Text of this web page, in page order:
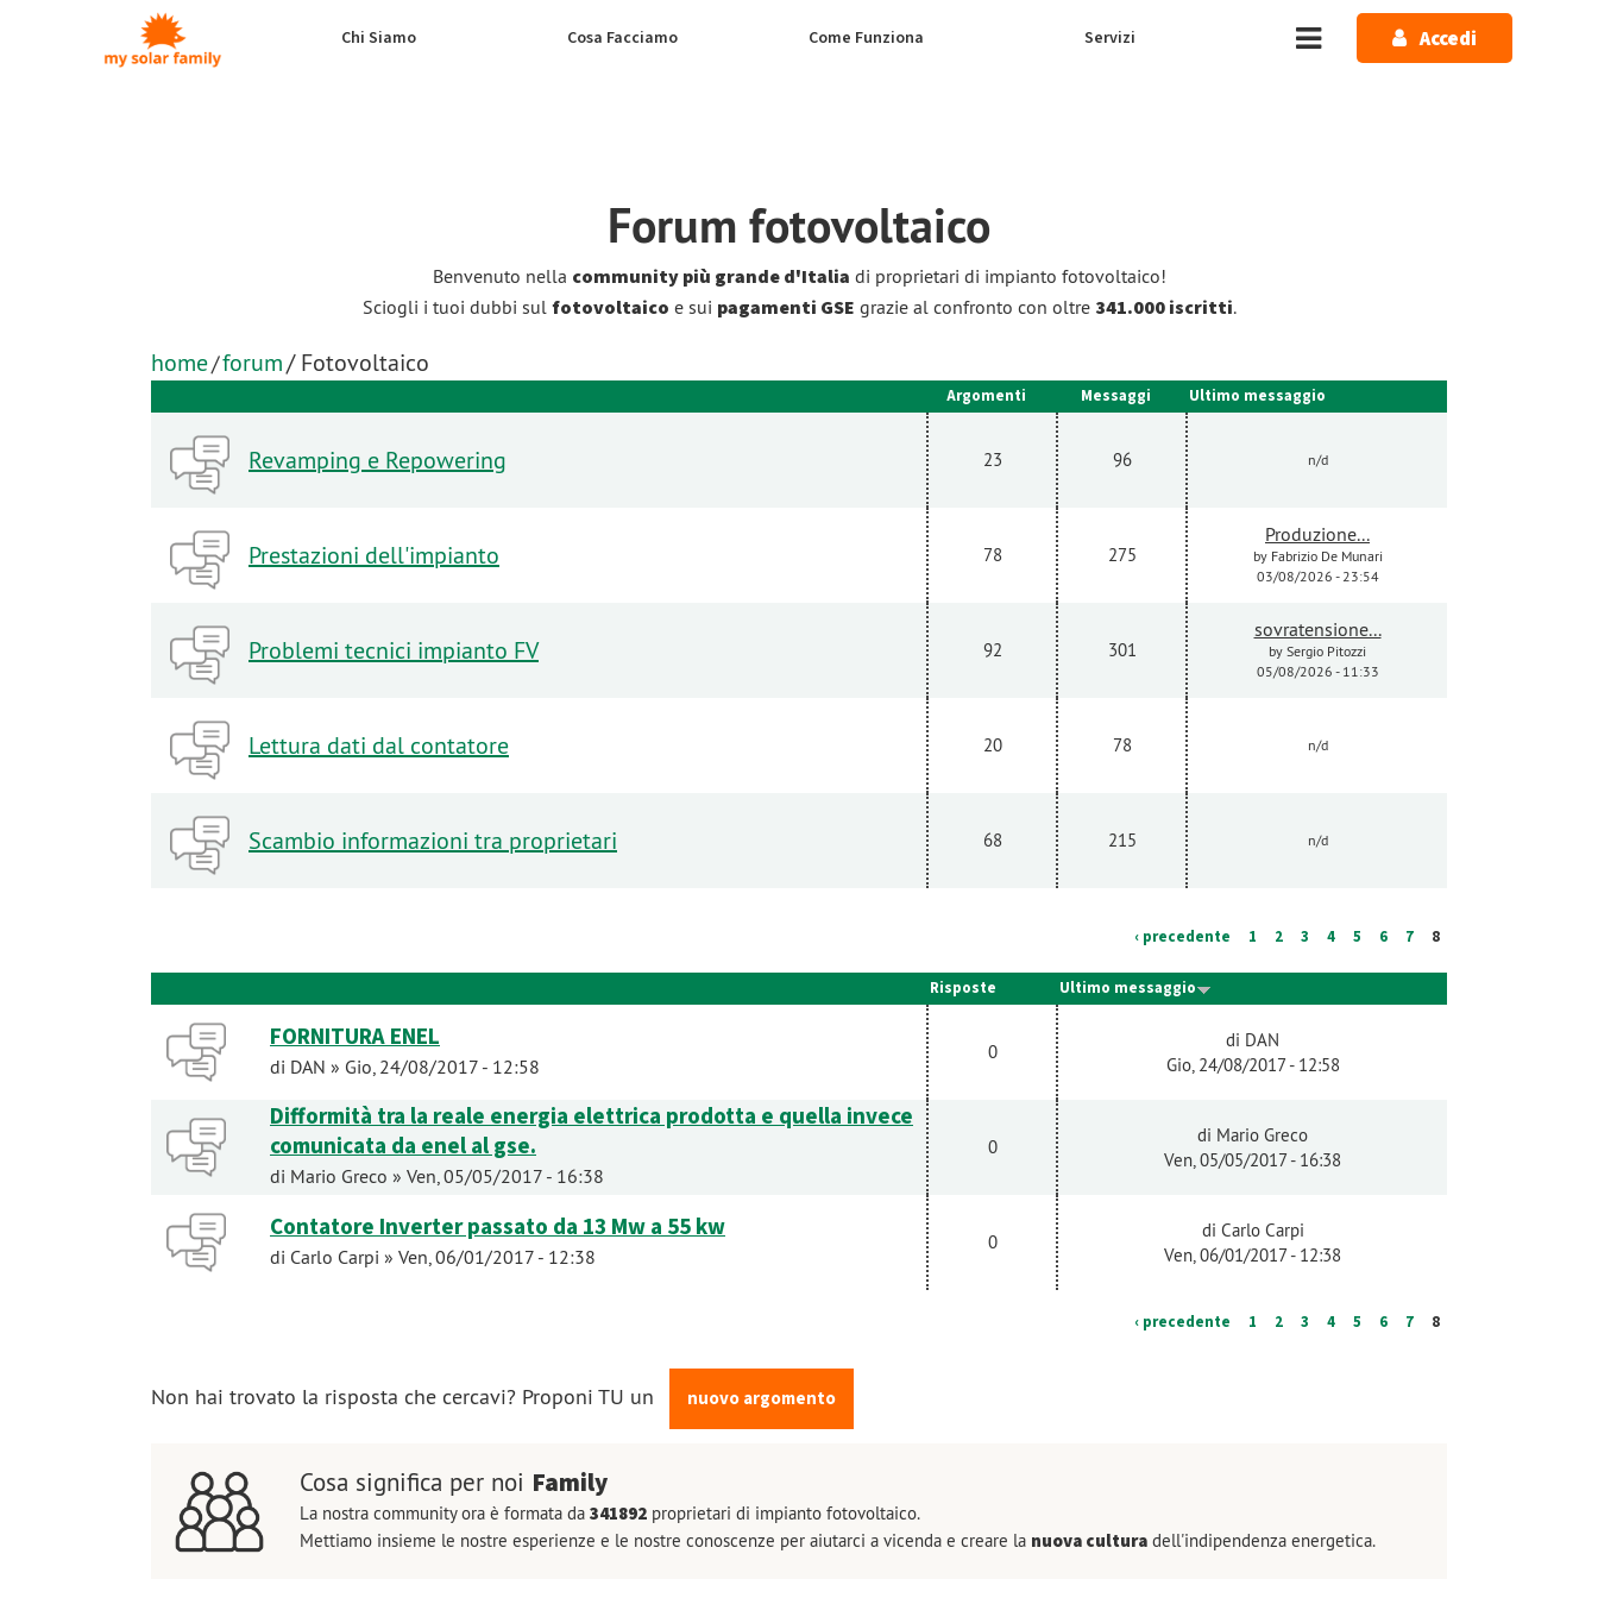
Salta al contenuto principale
Chi Siamo Cosa Facciamo Come Funziona Servizi Accedi
Forum fotovoltaico
Benvenuto nella community più grande d'Italia di proprietari di impianto fotovoltaico!
Sciogli i tuoi dubbi sul fotovoltaico e sui pagamenti GSE grazie al confronto con oltre 341.000 iscritti.
home/forum/ Fotovoltaico
Argomenti Messaggi Ultimo messaggio
Revamping e Repowering 23 96 n/d
Prestazioni dell'impianto 78 275
Produzione...
by Fabrizio De Munari
03/08/2026 - 23:54
Problemi tecnici impianto FV 92 301
sovratensione...
by Sergio Pitozzi
05/08/2026 - 11:33
Lettura dati dal contatore 20 78 n/d
Scambio informazioni tra proprietari 68 215 n/d
‹ precedente 1 2 3 4 5 6 7 8
Risposte Ultimo messaggio
FORNITURA ENEL
di DAN » Gio, 24/08/2017 - 12:58
0
di DAN
Gio, 24/08/2017 - 12:58
Difformità tra la reale energia elettrica prodotta e quella invece
comunicata da enel al gse.
di Mario Greco » Ven, 05/05/2017 - 16:38
0
di Mario Greco
Ven, 05/05/2017 - 16:38
Contatore Inverter passato da 13 Mw a 55 kw
di Carlo Carpi » Ven, 06/01/2017 - 12:38
0
di Carlo Carpi
Ven, 06/01/2017 - 12:38
‹ precedente 1 2 3 4 5 6 7 8
Non hai trovato la risposta che cercavi? Proponi TU un nuovo argomento
Cosa significa per noi Family
La nostra community ora è formata da 341892 proprietari di impianto fotovoltaico.
Mettiamo insieme le nostre esperienze e le nostre conoscenze per aiutarci a vicenda e creare la nuova cultura dell'indipendenza energetica.